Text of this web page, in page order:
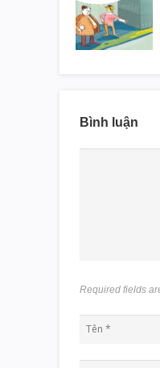
Bình luận
Required fields